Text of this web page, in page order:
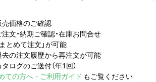
売価格のご確認
注文・納期ご確認・在庫お問合せ
まとめて注文」が可能
去の注文履歴から再注文が可能
タログのご送付（年1回）
ての方へ - ご利用ガイド もご覧ください